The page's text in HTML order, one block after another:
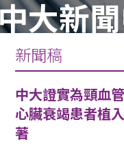
大新
新聞稿
中大證實為頸血
心臟衰竭患者植
著